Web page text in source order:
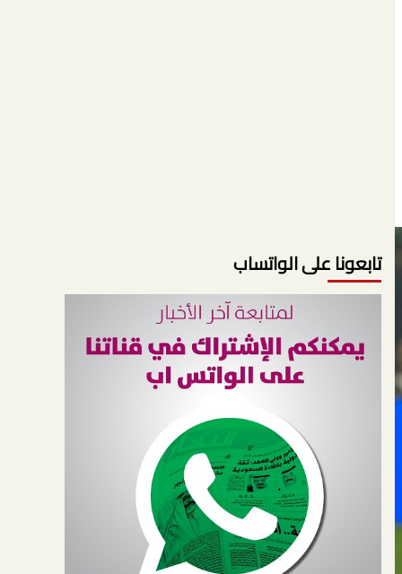
تابعونا على الواتساب